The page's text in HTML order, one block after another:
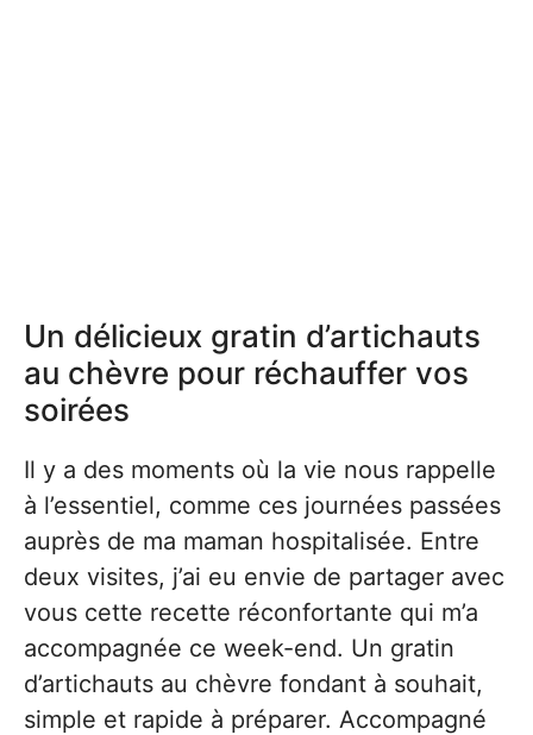
Un délicieux gratin d’artichauts
au chèvre pour réchauffer vos
soirées
Il y a des moments où la vie nous rappelle
à l’essentiel, comme ces journées passées
auprès de ma maman hospitalisée. Entre
deux visites, j’ai eu envie de partager avec
vous cette recette réconfortante qui m’a
accompagnée ce week-end. Un gratin
d’artichauts au chèvre fondant à souhait,
simple et rapide à préparer. Accompagné